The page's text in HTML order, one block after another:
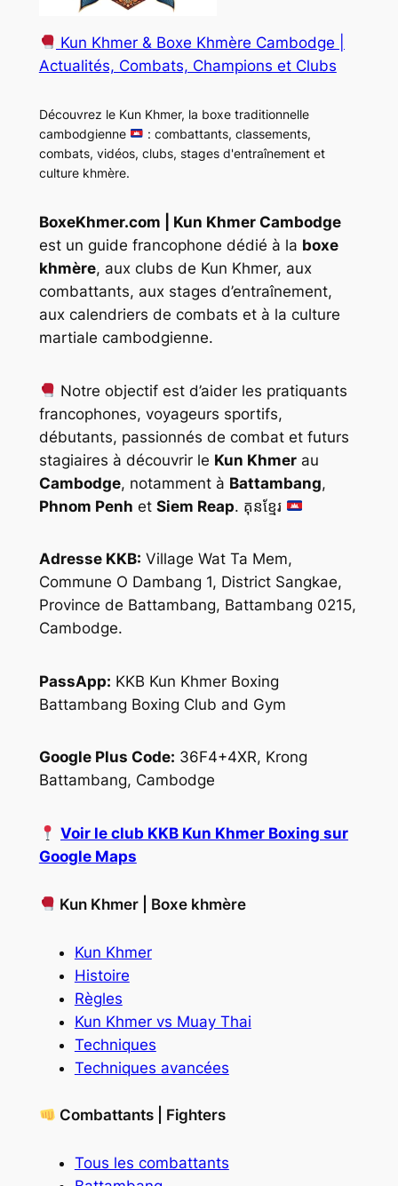
Kun Khmer & Boxe Khmère Cambodge |
Actualités, Combats, Champions et Clubs
Découvrez le Kun Khmer, la boxe traditionnelle
cambodgienne
: combattants, classements,
combats, vidéos, clubs, stages d'entraînement et
culture khmère.
BoxeKhmer.com | Kun Khmer Cambodge
est un guide francophone dédié à la boxe
khmère, aux clubs de Kun Khmer, aux
combattants, aux stages d’entraînement,
aux calendriers de combats et à la culture
martiale cambodgienne.
Notre objectif est d’aider les pratiquants
francophones, voyageurs sportifs,
débutants, passionnés de combat et futurs
stagiaires à découvrir le Kun Khmerau
Cambodge, notamment à Battambang,
Phnom Penh et Siem Reap. គុនខ្មែរ
Adresse KKB: Village Wat Ta Mem,
Commune O Dambang 1, District Sangkae,
Province de Battambang, Battambang 0215,
Cambodge.
PassApp: KKB Kun Khmer Boxing
Battambang Boxing Club and Gym
Google Plus Code: 36F4+4XR, Krong
Battambang, Cambodge
Voir le club KKB Kun Khmer Boxing sur
Google Maps
Kun Khmer | Boxe khmère
Kun Khmer
Histoire
Règles
Kun Khmer vs Muay Thai
Techniques
Techniques avancées
Combattants | Fighters
Tous les combattants